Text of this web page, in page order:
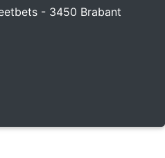
- 3450 Brabant